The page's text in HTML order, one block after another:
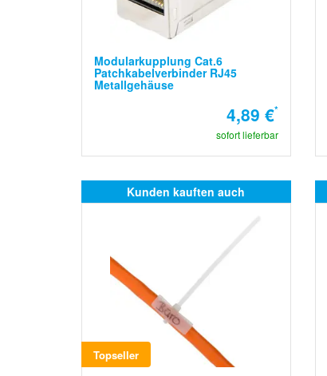
Modularkupplung Cat.6
Patchkabelverbinder RJ45
Metallgehäuse
4,89 €*
sofort lieferbar
Kunden kauften auch
Topseller